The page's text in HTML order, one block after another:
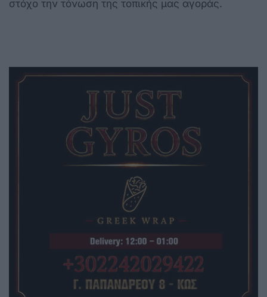
στόχο την τόνωση της τοπικής μας αγοράς.